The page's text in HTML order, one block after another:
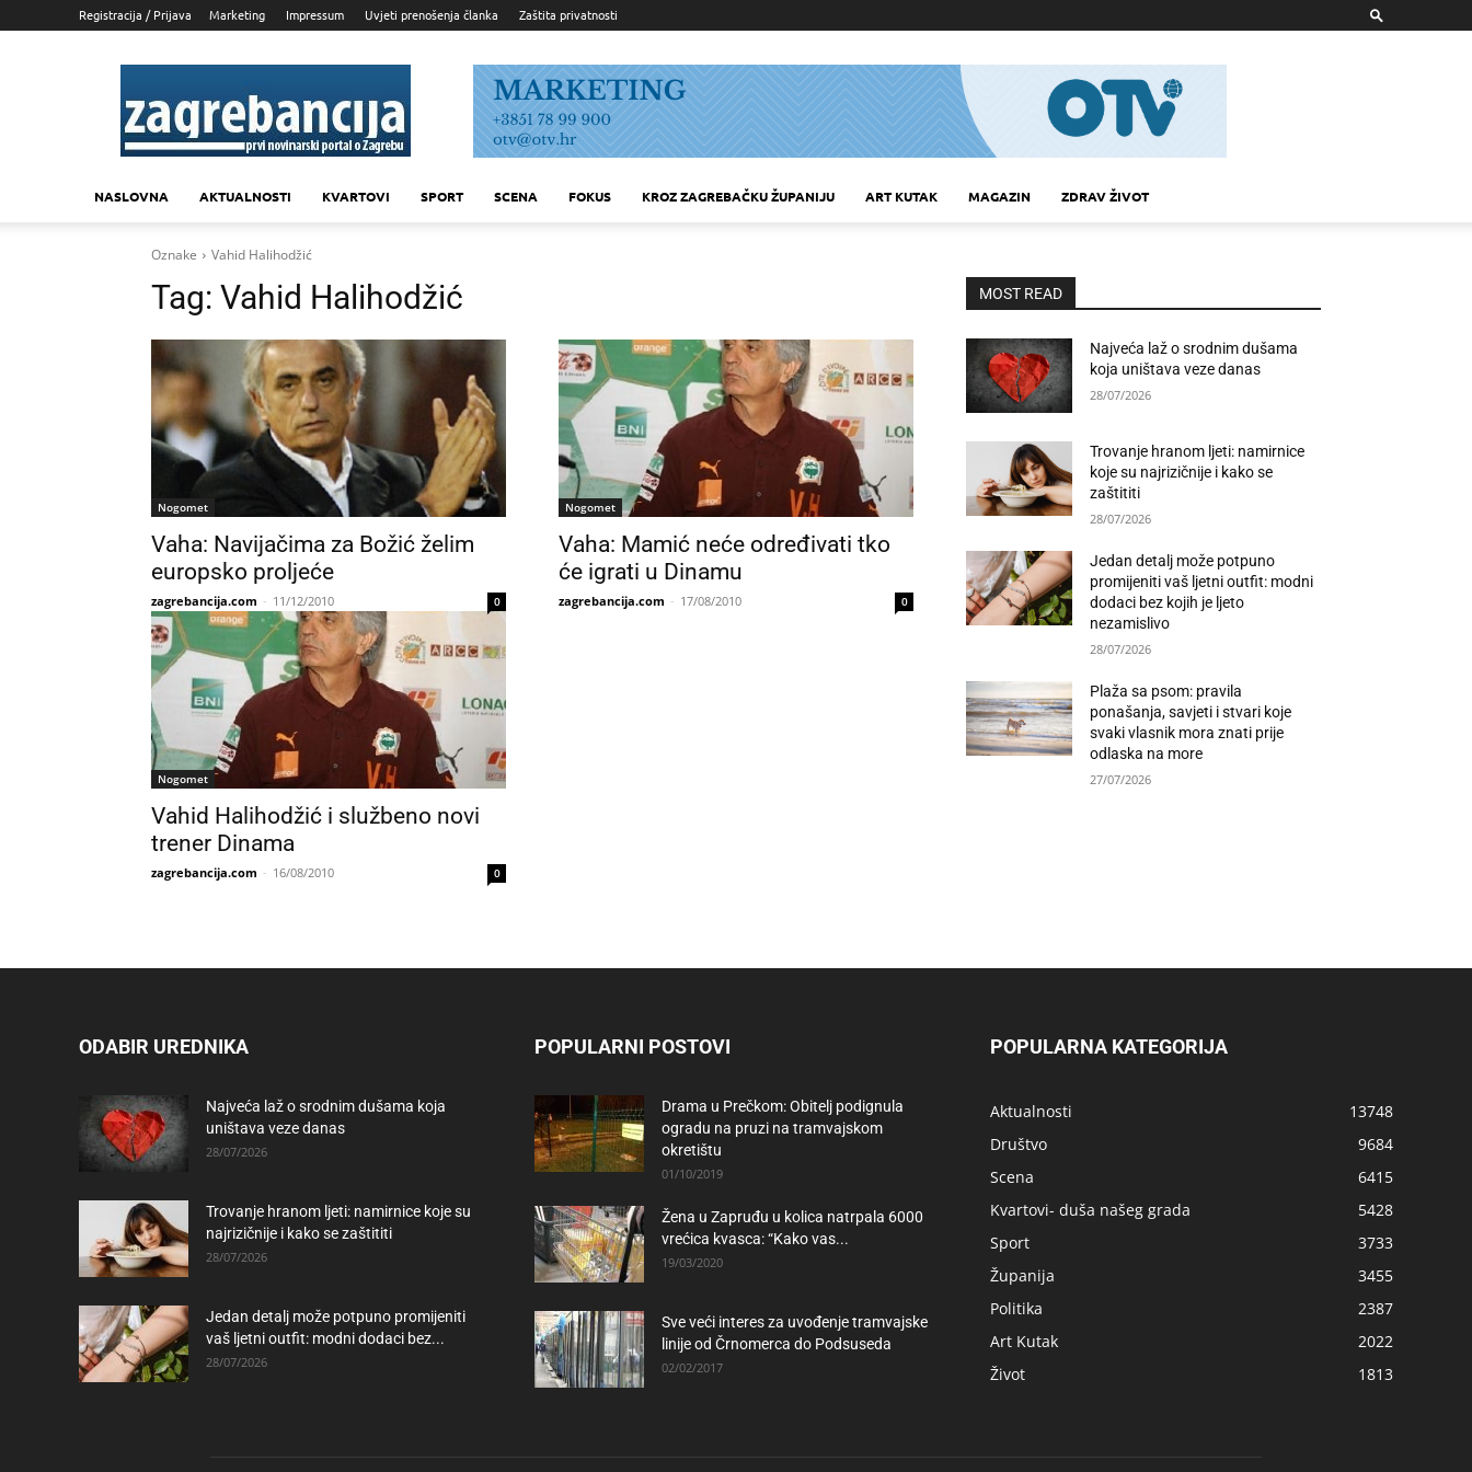
Registracija / Prijava Marketing Impressum Uvjeti prenošenja članka Zaštita privatnosti
Zagrebancija
NASLOVNA AKTUALNOSTI KVARTOVI SPORT SCENA FOKUS KROZ ZAGREBAČKU ŽUPANIJU ART KUTAK MAGAZIN ZDRAV ŽIVOT
Oznake Vahid Halihodžić
Tag: Vahid Halihodžić
Nogomet
Vaha: Navijačima za Božić želim
europsko proljeće
zagrebancija.com - 11/12/2010 0
Nogomet
Vaha: Mamić neće određivati tko
će igrati u Dinamu
zagrebancija.com - 17/08/2010 0
Nogomet
Vahid Halihodžić i službeno novi
trener Dinama
zagrebancija.com - 16/08/2010 0
MOST READ
Najveća laž o srodnim dušama
koja uništava veze danas
28/07/2026
Trovanje hranom ljeti: namirnice
koje su najrizičnije i kako se
zaštititi
28/07/2026
Jedan detalj može potpuno
promijeniti vaš ljetni outfit: modni
dodaci bez kojih je ljeto
nezamislivo
28/07/2026
Plaža sa psom: pravila
ponašanja, savjeti i stvari koje
svaki vlasnik mora znati prije
odlaska na more
27/07/2026
ODABIR UREDNIKA
Najveća laž o srodnim dušama koja
uništava veze danas
28/07/2026
Trovanje hranom ljeti: namirnice koje su
najrizičnije i kako se zaštititi
28/07/2026
Jedan detalj može potpuno promijeniti
vaš ljetni outfit: modni dodaci bez...
28/07/2026
POPULARNI POSTOVI
Drama u Prečkom: Obitelj podignula
ogradu na pruzi na tramvajskom
okretištu
01/10/2019
Žena u Zapruđu u kolica natrpala 6000
vrećica kvasca: “Kako vas...
19/03/2020
Sve veći interes za uvođenje tramvajske
linije od Črnomerca do Podsuseda
02/02/2017
POPULARNA KATEGORIJA
Aktualnosti
13748
Društvo
9684
Scena
6415
Kvartovi- duša našeg grada
5428
Sport
3733
Županija
3455
Politika
2387
Art Kutak
2022
Život
1813